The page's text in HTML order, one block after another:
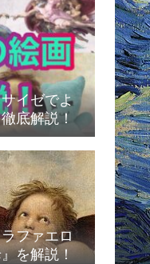
イゼでよ
底解説！
ファエロ
を解説！